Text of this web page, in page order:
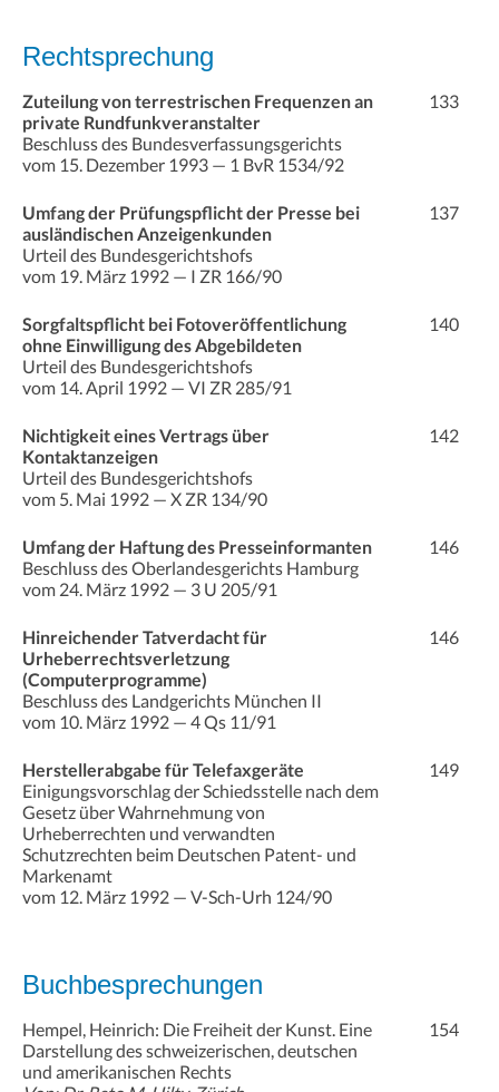
Rechtsprechung
Zuteilung von terrestrischen Frequenzen an
private Rundfunkveranstalter
Beschluss des Bundesverfassungsgerichts
vom 15. Dezember 1993 — 1 BvR 1534/92
133
Umfang der Prüfungspflicht der Presse bei
ausländischen Anzeigenkunden
Urteil des Bundesgerichtshofs
vom 19. März 1992 — I ZR 166/90
137
Sorgfaltspflicht bei Fotoveröffentlichung
ohne Einwilligung des Abgebildeten
Urteil des Bundesgerichtshofs
vom 14. April 1992 — VI ZR 285/91
140
Nichtigkeit eines Vertrags über
Kontaktanzeigen
Urteil des Bundesgerichtshofs
vom 5. Mai 1992 — X ZR 134/90
142
Umfang der Haftung des Presseinformanten
Beschluss des Oberlandesgerichts Hamburg
vom 24. März 1992 — 3 U 205/91
146
Hinreichender Tatverdacht für
Urheberrechtsverletzung
(Computerprogramme)
Beschluss des Landgerichts München II
vom 10. März 1992 — 4 Qs 11/91
146
Herstellerabgabe für Telefaxgeräte
Einigungsvorschlag der Schiedsstelle nach dem
Gesetz über Wahrnehmung von
Urheberrechten und verwandten
Schutzrechten beim Deutschen Patent- und
Markenamt
vom 12. März 1992 — V-Sch-Urh 124/90
149
Buchbesprechungen
Hempel, Heinrich: Die Freiheit der Kunst. Eine
Darstellung des schweizerischen, deutschen
und amerikanischen Rechts
154